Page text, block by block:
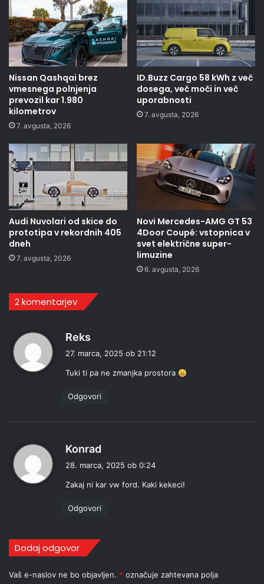
Nissan Qashqai brez
vmesnega polnjenja
prevozil kar 1.980
kilometrov
7. avgusta, 2026
ID.Buzz Cargo 58 kWh z več
dosega, več moči in več
uporabnosti
7. avgusta, 2026
Audi Nuvolari od skice do
prototipa v rekordnih 405
dneh
7. avgusta, 2026
Novi Mercedes-AMG GT 53
4Door Coupé: vstopnica v
svet električne super-
limuzine
6. avgusta, 2026
2 komentarjev
Reks
v
:
27. marca, 2025 ob 21:12
Tuki ti pa ne zmanjka prostora
Odgovori
Konrad
v
28. marca, 2025 ob 0:24
Zakaj ni kar vw ford. Kaki kekeci!
Odgovori
Dodaj odgovor
Vaš e-naslov ne bo objavljen. * označuje zahtevana polja